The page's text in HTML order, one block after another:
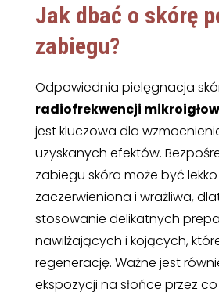
Jak dbać o skórę
zabiegu?
Odpowiednia pielęgnacja
radiofrekwencji
jest kluczowa dla
uzyskanych efektów.
zabiegu skóra może być lekko
zaczerwieniona i wrażliwa,
stosowanie delikatnych
nawilżających i kojących,
regenerację. Ważne jest
ekspozycji na słońce przez